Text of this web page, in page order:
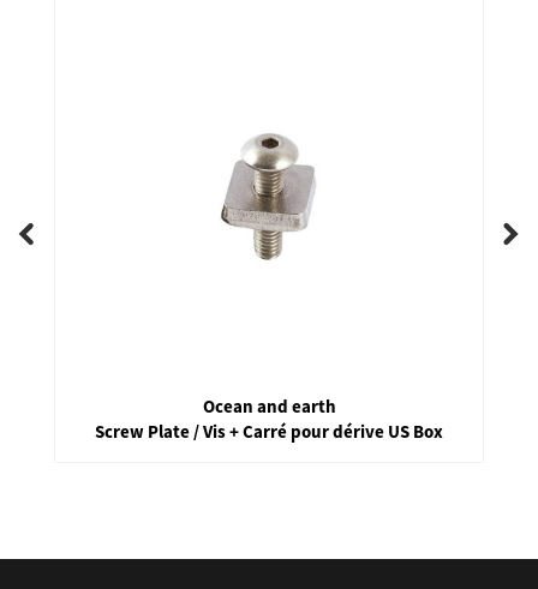
Creatures of Leisure
Surfboard nose protector / Protection nez surf